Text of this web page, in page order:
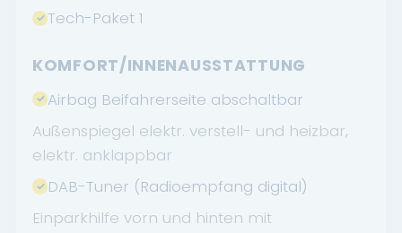
Tech-Paket 1
KOMFORT/INNENAUSSTATTUNG
Airbag Beifahrerseite abschaltbar
Außenspiegel elektr. verstell- und heizbar,
elektr. anklappbar
DAB-Tuner (Radioempfang digital)
Einparkhilfe vorn und hinten mit